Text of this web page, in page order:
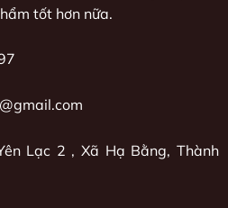
tốt hơn nữa.
Lạc 2 , Xã Hạ Bằng, Thành